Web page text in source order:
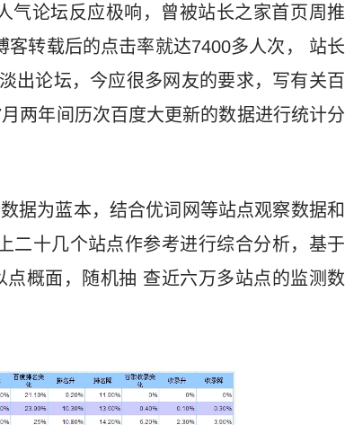
气论坛反应极响，曾被站长之家首页周推
客转载后的点击率就达7400多人次， 站长
出论坛，今应很多网友的要求，写有关百
两年间历次百度大更新的数据进行统计分
据为蓝本，结合优词网等站点观察数据和
二十几个站点作参考进行综合分析，基于
概面，随机抽 查近六万多站点的监测数